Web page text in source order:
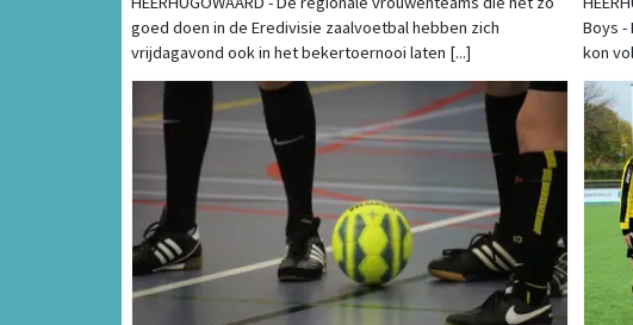
goed doen in de Eredivisie zaalvoetbal hebben zich
vrijdagavond ook in het bekertoernooi laten [...]
Boys -
kon